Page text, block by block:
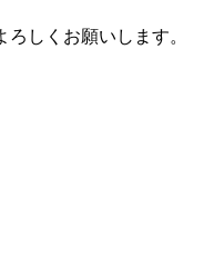
しくお願いします。